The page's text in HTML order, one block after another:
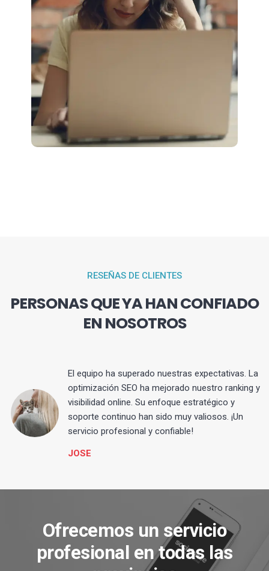
RESEÑAS DE CLIENTES
PERSONAS QUE YA HAN CONFIADO
EN NOSOTROS
El equipo ha superado nuestras expectativas. La
optimización SEO ha mejorado nuestro ranking y
visibilidad online. Su enfoque estratégico y
soporte continuo han sido muy valiosos. ¡Un
servicio profesional y confiable!
JOSE
Ofrecemos un servicio
profesional en todas las